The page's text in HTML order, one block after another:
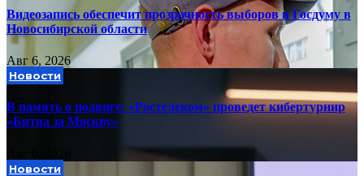
Видеозапись обеспечит прозрачность выборов в Госдуму в
Новосибирской области
Авг 6, 2026
Новости
В память о подвиге: «Ростелеком» проведет кибертурнир
«Битва за Москву»
Новости